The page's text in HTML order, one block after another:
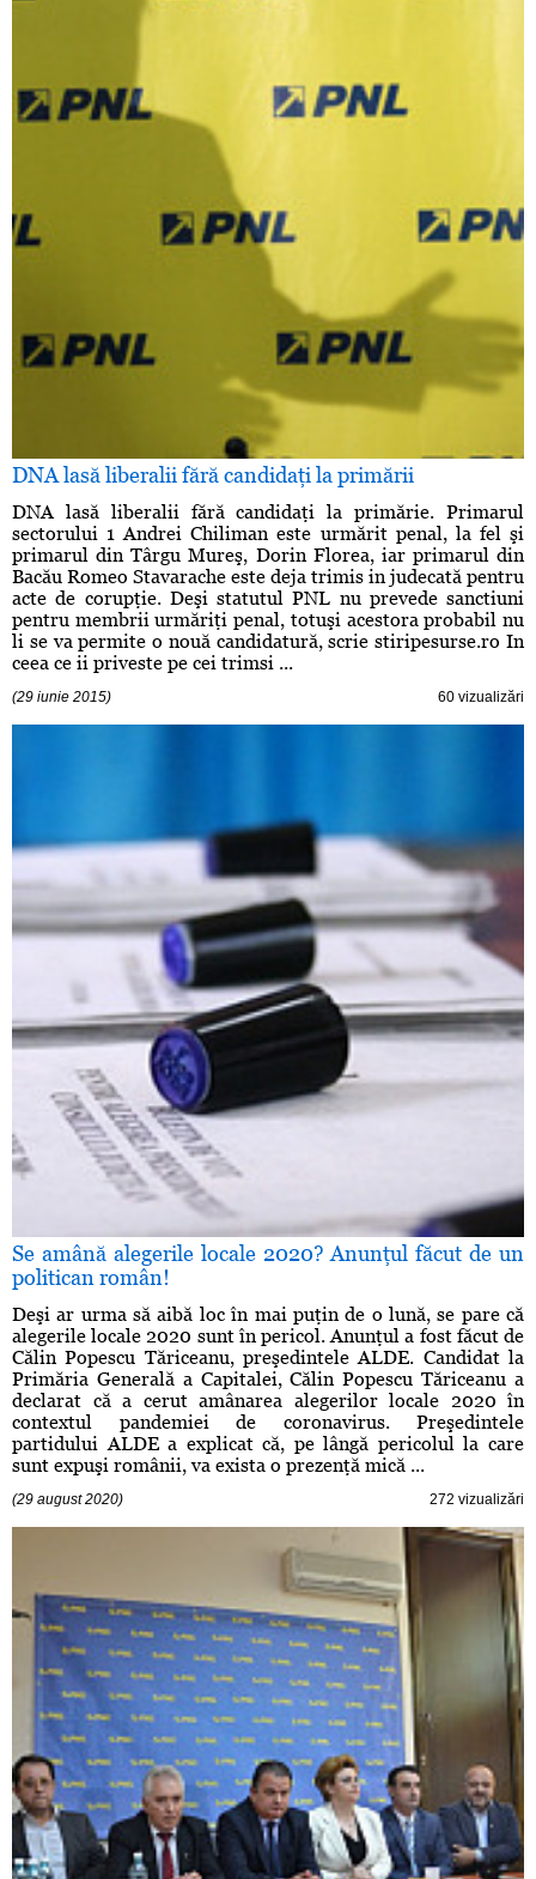
DNA lasă liberalii fără candidaţi la primării
DNA lasă liberalii fără candidaţi la primărie. Primarul
sectorului 1 Andrei Chiliman este urmărit penal, la fel şi
primarul din Târgu Mureş, Dorin Florea, iar primarul din
Bacău Romeo Stavarache este deja trimis in judecată pentru
acte de corupţie. Deşi statutul PNL nu prevede sanctiuni
pentru membrii urmăriţi penal, totuşi acestora probabil nu
li se va permite o nouă candidatură, scrie stiripesurse.ro In
ceea ce ii priveste pe cei trimsi ...
(29 iunie 2015) 60 vizualizări
Se amână alegerile locale 2020? Anunţul făcut de un
politican român!
Deşi ar urma să aibă loc în mai puţin de o lună, se pare că
alegerile locale 2020 sunt în pericol. Anunţul a fost făcut de
Călin Popescu Tăriceanu, preşedintele ALDE. Candidat la
Primăria Generală a Capitalei, Călin Popescu Tăriceanu a
declarat că a cerut amânarea alegerilor locale 2020 în
contextul pandemiei de coronavirus. Preşedintele
partidului ALDE a explicat că, pe lângă pericolul la care
sunt expuşi românii, va exista o prezenţă mică ...
(29 august 2020) 272 vizualizări